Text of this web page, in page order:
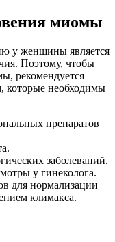
миомы
у женщины является
Поэтому, чтобы
рекомендуется
которые необходимы
препаратов
заболеваний.
у гинеколога.
для нормализации
климакса.